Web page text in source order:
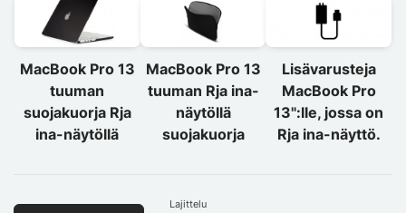
MacBook Pro 13
tuuman
suojakuorja Rja
ina-näytöllä
MacBook Pro 13
tuuman Rja ina-
näytöllä
suojakuorja
Lisävarusteja
MacBook Pro
13":lle, jossa on
Rja ina-näyttö.
Lajittelu